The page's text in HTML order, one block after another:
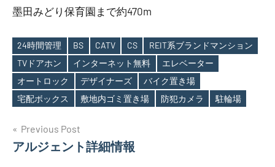
墨田みどり保育園まで約470m
Tags
24時間管理 BS CATV CS
REIT系ブランドマンション
TVドアホン
インターネット無料
エレベーター
オートロック
デザイナーズ
バイク置き場
宅配ボックス
敷地内ゴミ置き場 防犯カメラ 駐輪場
投
稿
Previous Post
アルジェント詳細情報